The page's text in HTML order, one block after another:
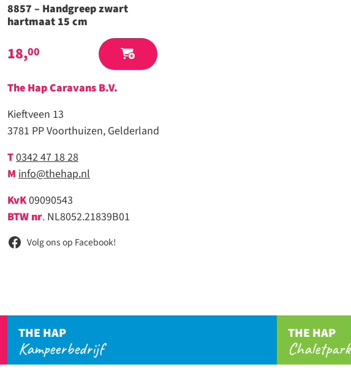
8857 – Handgreep zwart
hartmaat 15 cm
18,00
The Hap Caravans B.V.
Kieftveen 13
3781 PP Voorthuizen, Gelderland
T0342 47 18 28
M info@thehap.nl
KvK09090543
BTW nr. NL8052.21839B01
Volg ons op Facebook!
THE HAP
Kampeerbedrijf
THE HAP
Chaletpark